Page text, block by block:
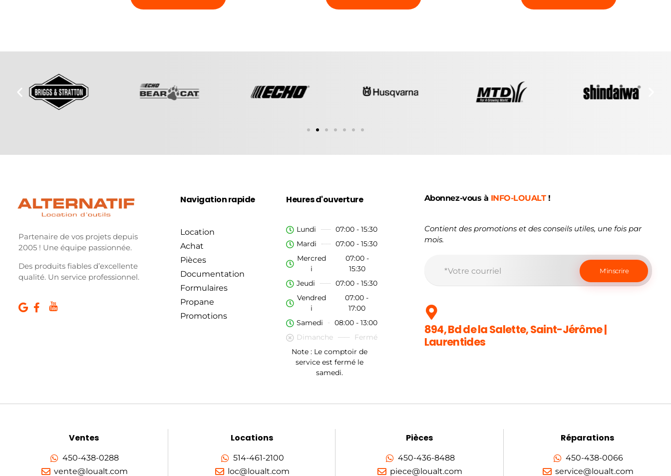
Partenaire de vos projets depuis
2005 ! Une équipe passionnée.
Des produits fiables d’excellente
qualité. Un service professionnel.
Navigation rapide
Location
Achat
Pièces
Documentation
Formulaires
Propane
Promotions
Heures d'ouverture
Lundi
07:00 - 15:30
Mardi
07:00 - 15:30
Mercred
i
07:00 -
15:30
Jeudi
07:00 - 15:30
Vendred
i
07:00 -
17:00
Samedi
08:00 - 13:00
Dimanche
Fermé
Note : Le comptoir de
service est fermé le
samedi.
Abonnez-vous à INFO-LOUALT !
Contient des promotions et des conseils utiles, une fois par
mois.
894, Bd de la Salette, Saint-Jérôme |
Laurentides
Ventes
450-438-0288
vente@loualt.com
Locations
514-461-2100
loc@loualt.com
Pièces
450-436-8488
piece@loualt.com
Réparations
450-438-0066
service@loualt.com